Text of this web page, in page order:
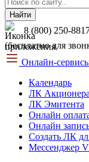
Найти
8 (800) 250-
(бесплатно для
Онлайн-
Календарь
ЛК Акционера
ЛК Эмитента
Онлайн
Онлайн
Создать ЛК
Мессенджер